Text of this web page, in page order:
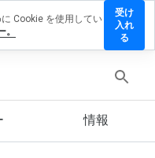
情報
Cookie を使用してい
受け
入れ
る